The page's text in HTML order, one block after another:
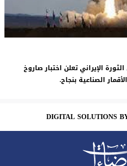
الإيراني تعلن اختبار صاروخ
DIGITAL SOLUTIONS